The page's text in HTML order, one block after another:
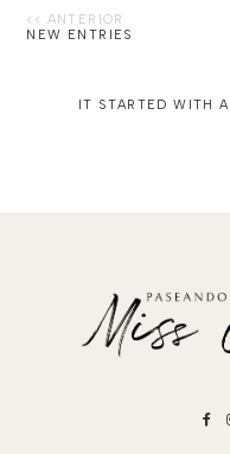
NEW ENTRIES
IT STARTED WITH